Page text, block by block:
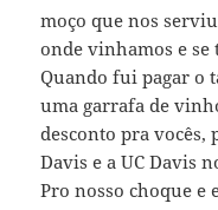
moço que nos
onde vinhamos e se
Quando fui pagar o
uma garrafa de
desconto pra vocês,
Davis e a UC Davis
Pro nosso choque e